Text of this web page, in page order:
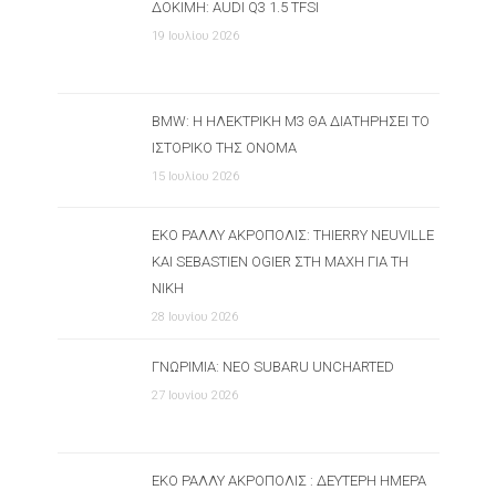
ΔΟΚΙΜΉ: AUDI Q3 1.5 TFSI
19 Ιουλίου 2026
BMW: Η ΗΛΕΚΤΡΙΚΉ M3 ΘΑ ΔΙΑΤΗΡΉΣΕΙ ΤΟ
ΙΣΤΟΡΙΚΌ ΤΗΣ ΌΝΟΜΑ
15 Ιουλίου 2026
ΕΚΟ ΡΆΛΛΥ ΑΚΡΌΠΟΛΙΣ: THIERRY NEUVILLE
ΚΑΙ SEBASTIEN OGIER ΣΤΗ ΜΆΧΗ ΓΙΑ ΤΗ
ΝΊΚΗ
28 Ιουνίου 2026
ΓΝΩΡΙΜΊΑ: ΝΈΟ SUBARU UNCHARTED
27 Ιουνίου 2026
ΕΚΟ ΡΆΛΛΥ ΑΚΡΌΠΟΛΙΣ : ΔΕΎΤΕΡΗ ΗΜΈΡΑ